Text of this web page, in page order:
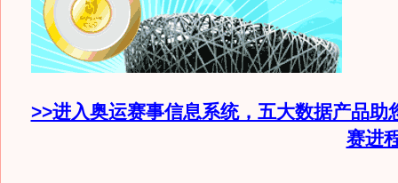
>>进入奥运赛事信息系统，五大数据产品助
赛进